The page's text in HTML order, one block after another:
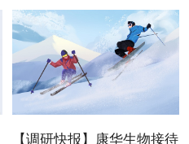
【调研快报】康华生物接待